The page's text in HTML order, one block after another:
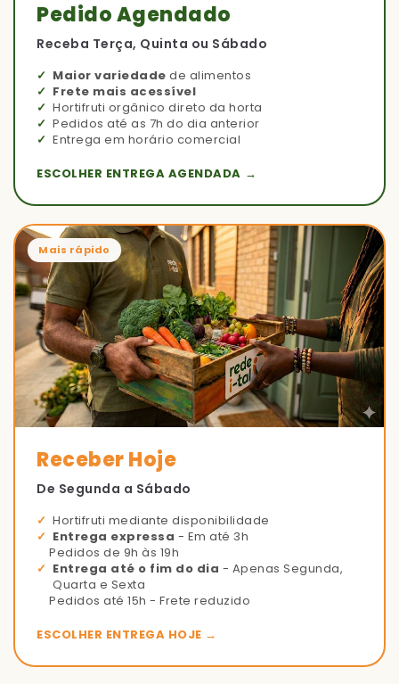
Pedido Agendado
Receba Terça, Quinta ou Sábado
Maior variedade de alimentos
Frete mais acessível
Hortifruti orgânico direto da horta
Pedidos até as 7h do dia anterior
Entrega em horário comercial
ESCOLHER ENTREGA AGENDADA →
Mais rápido
Receber Hoje
De Segunda a Sábado
Hortifruti mediante disponibilidade
Entrega expressa - Em até 3h
Pedidos de 9h às 19h
Entrega até o fim do dia - Apenas Segunda,
Quarta e Sexta
Pedidos até 15h - Frete reduzido
ESCOLHER ENTREGA HOJE →